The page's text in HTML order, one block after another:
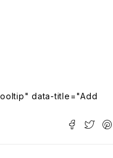
data-title="Add